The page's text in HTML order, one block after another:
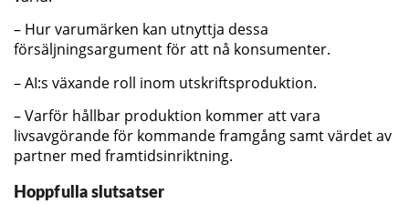
– Hur varumärken kan utnyttja dessa
försäljningsargument för att nå konsumenter.
– AI:s växande roll inom utskriftsproduktion.
– Varför hållbar produktion kommer att vara
livsavgörande för kommande framgång samt värdet av
partner med framtidsinriktning.
Hoppfulla slutsatser